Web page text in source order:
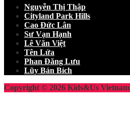
Nguyễn Thị Thập
Cityland Park Hills
Cao Đức Lân
Sư Vạn Hạnh
Lê Văn Việt
Tên Lửa
Phan Đăng Lưu
Lũy Bán Bích
Copyright © 2026 Kids&Us Vietnam